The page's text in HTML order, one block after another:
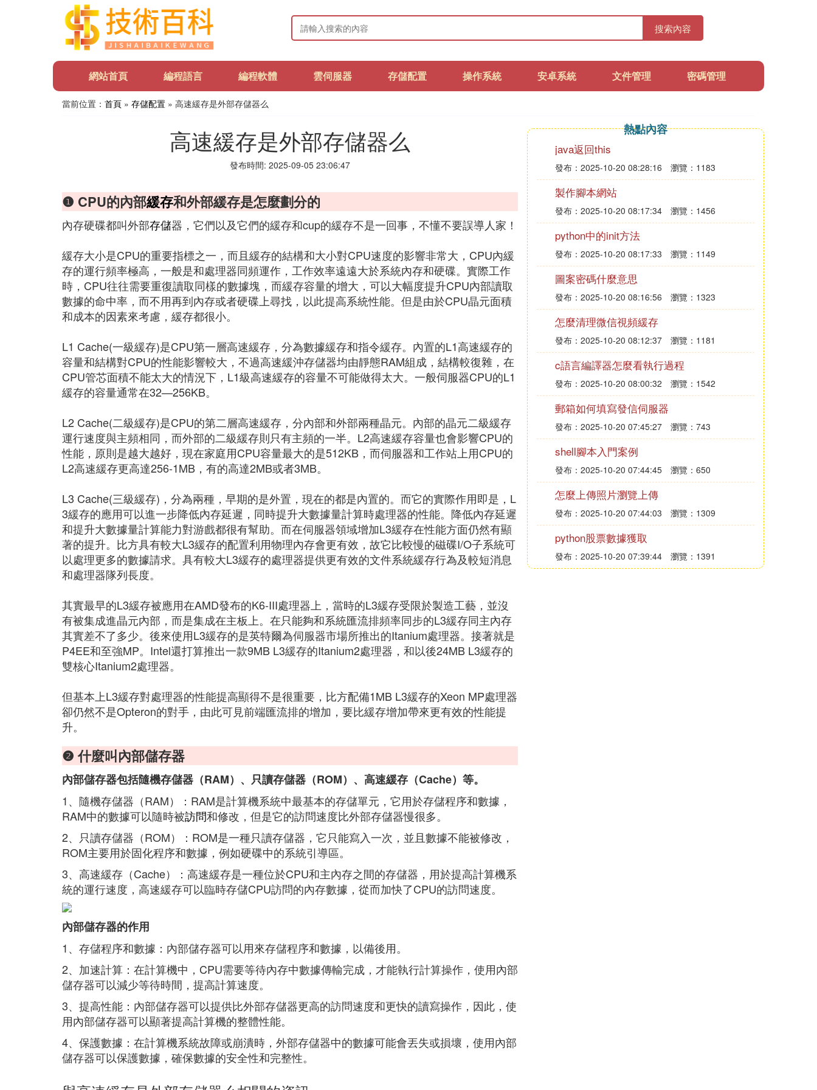
搜索內容
網站首頁 編程語言 編程軟體 雲伺服器 存儲配置 操作系統 安卓系統 文件管理 密碼管理
當前位置： 首頁 » 存儲配置 » 高速緩存是外部存儲器么
高速緩存是外部存儲器么
發布時間: 2025-09-05 23:06:47
❶ CPU的內部緩存和外部緩存是怎麼劃分的
內存硬碟都叫外部存儲器，它們以及它們的緩存和cup的緩存不是一回事，不懂不要誤導人家！
緩存大小是CPU的重要指標之一，而且緩存的結構和大小對CPU速度的影響非常大，CPU內緩
存的運行頻率極高，一般是和處理器同頻運作，工作效率遠遠大於系統內存和硬碟。實際工作
時，CPU往往需要重復讀取同樣的數據塊，而緩存容量的增大，可以大幅度提升CPU內部讀取
數據的命中率，而不用再到內存或者硬碟上尋找，以此提高系統性能。但是由於CPU晶元面積
和成本的因素來考慮，緩存都很小。
L1 Cache(一級緩存)是CPU第一層高速緩存，分為數據緩存和指令緩存。內置的L1高速緩存的
容量和結構對CPU的性能影響較大，不過高速緩沖存儲器均由靜態RAM組成，結構較復雜，在
CPU管芯面積不能太大的情況下，L1級高速緩存的容量不可能做得太大。一般伺服器CPU的L1
緩存的容量通常在32—256KB。
L2 Cache(二級緩存)是CPU的第二層高速緩存，分內部和外部兩種晶元。內部的晶元二級緩存
運行速度與主頻相同，而外部的二級緩存則只有主頻的一半。L2高速緩存容量也會影響CPU的
性能，原則是越大越好，現在家庭用CPU容量最大的是512KB，而伺服器和工作站上用CPU的
L2高速緩存更高達256-1MB，有的高達2MB或者3MB。
L3 Cache(三級緩存)，分為兩種，早期的是外置，現在的都是內置的。而它的實際作用即是，L
3緩存的應用可以進一步降低內存延遲，同時提升大數據量計算時處理器的性能。降低內存延遲
和提升大數據量計算能力對游戲都很有幫助。而在伺服器領域增加L3緩存在性能方面仍然有顯
著的提升。比方具有較大L3緩存的配置利用物理內存會更有效，故它比較慢的磁碟I/O子系統可
以處理更多的數據請求。具有較大L3緩存的處理器提供更有效的文件系統緩存行為及較短消息
和處理器隊列長度。
其實最早的L3緩存被應用在AMD發布的K6-III處理器上，當時的L3緩存受限於製造工藝，並沒
有被集成進晶元內部，而是集成在主板上。在只能夠和系統匯流排頻率同步的L3緩存同主內存
其實差不了多少。後來使用L3緩存的是英特爾為伺服器市場所推出的Itanium處理器。接著就是
P4EE和至強MP。Intel還打算推出一款9MB L3緩存的Itanium2處理器，和以後24MB L3緩存的
雙核心Itanium2處理器。
但基本上L3緩存對處理器的性能提高顯得不是很重要，比方配備1MB L3緩存的Xeon MP處理器
卻仍然不是Opteron的對手，由此可見前端匯流排的增加，要比緩存增加帶來更有效的性能提
升。
❷ 什麼叫內部儲存器
內部儲存器包括隨機存儲器（RAM）、只讀存儲器（ROM）、高速緩存（Cache）等。
1、隨機存儲器（RAM）：RAM是計算機系統中最基本的存儲單元，它用於存儲程序和數據，
RAM中的數據可以隨時被訪問和修改，但是它的訪問速度比外部存儲器慢很多。
2、只讀存儲器（ROM）：ROM是一種只讀存儲器，它只能寫入一次，並且數據不能被修改，
ROM主要用於固化程序和數據，例如硬碟中的系統引導區。
3、高速緩存（Cache）：高速緩存是一種位於CPU和主內存之間的存儲器，用於提高計算機系
統的運行速度，高速緩存可以臨時存儲CPU訪問的內存數據，從而加快了CPU的訪問速度。
內部儲存器的作用
1、存儲程序和數據：內部儲存器可以用來存儲程序和數據，以備後用。
2、加速計算：在計算機中，CPU需要等待內存中數據傳輸完成，才能執行計算操作，使用內部
儲存器可以減少等待時間，提高計算速度。
3、提高性能：內部儲存器可以提供比外部存儲器更高的訪問速度和更快的讀寫操作，因此，使
用內部儲存器可以顯著提高計算機的整體性能。
4、保護數據：在計算機系統故障或崩潰時，外部存儲器中的數據可能會丟失或損壞，使用內部
儲存器可以保護數據，確保數據的安全性和完整性。
熱點內容
java返回this
發布：2025-10-20 08:28:16 瀏覽：1183
製作腳本網站
發布：2025-10-20 08:17:34 瀏覽：1456
python中的init方法
發布：2025-10-20 08:17:33 瀏覽：1149
圖案密碼什麼意思
發布：2025-10-20 08:16:56 瀏覽：1323
怎麼清理微信視頻緩存
發布：2025-10-20 08:12:37 瀏覽：1181
c語言編譯器怎麼看執行過程
發布：2025-10-20 08:00:32 瀏覽：1542
郵箱如何填寫發信伺服器
發布：2025-10-20 07:45:27 瀏覽：743
shell腳本入門案例
發布：2025-10-20 07:44:45 瀏覽：650
怎麼上傳照片瀏覽上傳
發布：2025-10-20 07:44:03 瀏覽：1309
python股票數據獲取
發布：2025-10-20 07:39:44 瀏覽：1391